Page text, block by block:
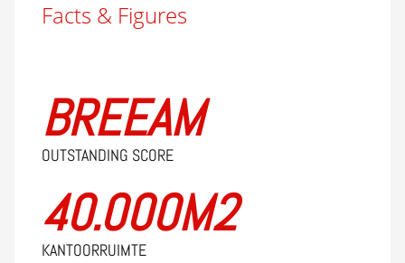
Facts & Figures
BREEAM
OUTSTANDING SCORE
40.000M2
KANTOORRUIMTE